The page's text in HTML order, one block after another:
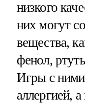
низкого
них могут
вещества,
фенол,
Игры с ними
аллергией,